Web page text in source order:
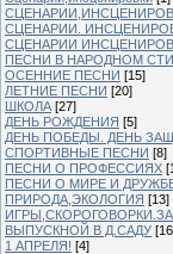
СЦЕНАРИИ.
СЦЕНАРИИ
ПЕСНИ В НАРОДНОМ
ОСЕННИЕ ПЕСНИ [15]
ЛЕТНИЕ ПЕСНИ [20]
ШКОЛА [27]
ДЕНЬ РОЖДЕНИЯ [5]
ДЕНЬ ПОБЕДЫ. ДЕНЬ
СПОРТИВНЫЕ ПЕСНИ [8]
ПЕСНИ О ПРОФЕССИЯХ
ПЕСНИ О МИРЕ И
ПРИРОДА,ЭКОЛОГИЯ [13]
ВЫПУСКНОЙ В Д.САДУ
1 АПРЕЛЯ! [4]